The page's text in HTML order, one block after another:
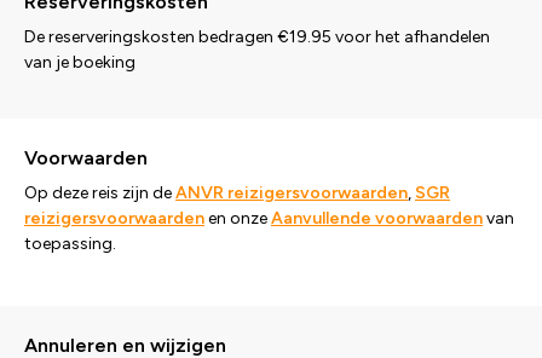
De reserveringskosten bedragen €19.95 voor het afhandelen
van je boeking
Voorwaarden
Op deze reis zijn deANVR reizigersvoorwaarden, SGR
reizigersvoorwaardenen onzeAanvullende voorwaardenvan
toepassing.
Annuleren en wijzigen